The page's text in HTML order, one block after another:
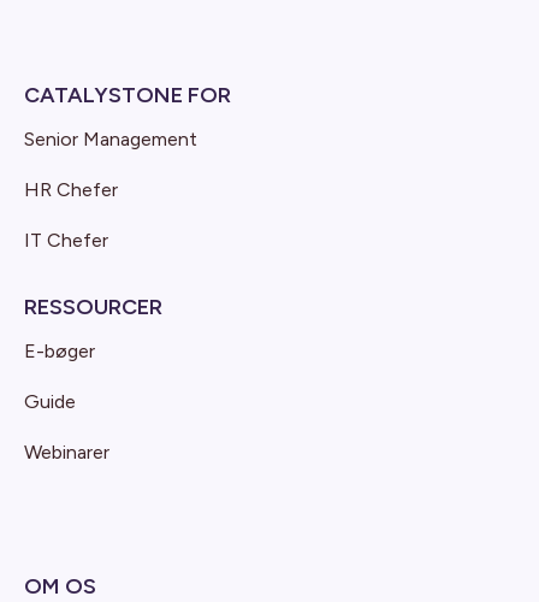
CATALYSTONE FOR
Senior Management
HR Chefer
IT Chefer
RESSOURCER
E-bøger
Guide
Webinarer
OM OS